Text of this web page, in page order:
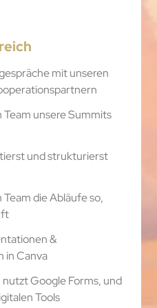
mit unseren
Team unsere Summits
und strukturierst
die Abläufe so,
&
in Canva
Google Forms, und
Tools